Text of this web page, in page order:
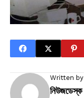
Written by
নিউজডেস্ক